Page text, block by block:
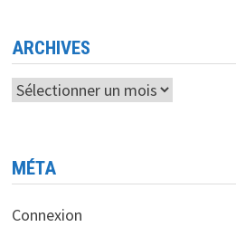
ARCHIVES
Archives
MÉTA
Connexion